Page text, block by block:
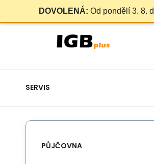
DOVOLENÁ: Od pondělí 3. 8.
SERVIS
PŮJČOVNA